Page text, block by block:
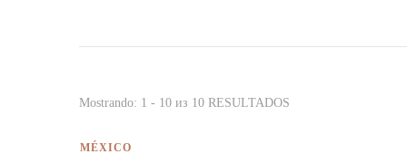
Mostrando: 1 - 10 из 10 RESULTADOS
MÉXICO